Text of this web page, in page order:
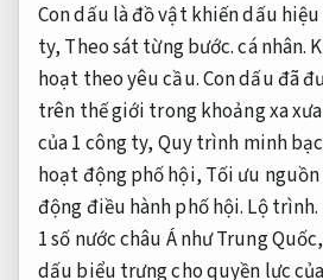
Con dấu là đồ vật khiến dấu
ty, Theo sát từng bước.cá nhân.
hoạt theo yêu cầu.Con dấu đã
trên thế giới trong khoảng xa
của 1 công ty, Quy trình minh
hoạt động phố hội, Tối ưu
động điều hành phố hội. Lộ trình.
1 số nước châu Á như Trung Quốc,
dấu biểu trưng cho quyền lực